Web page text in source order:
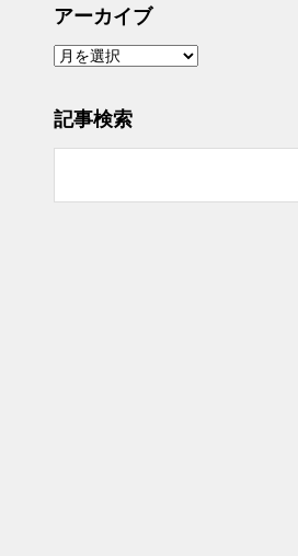
アーカイブ
ア
ー
ブ
記事検索